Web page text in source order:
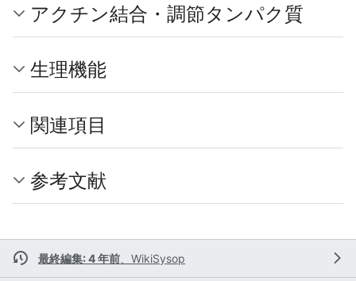
アクチン結合・調節タンパク質
生理機能
関連項目
参考文献
最終編集: 4 年前 WikiSysop